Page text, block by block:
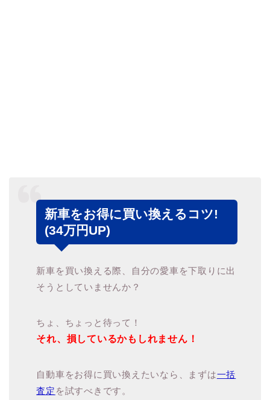
新車をお得に買い換えるコツ!
(34万円UP)
新車を買い換える際、自分の愛車を下取りに出
そうとしていませんか？
ちょ、ちょっと待って！
それ、損しているかもしれません！
自動車をお得に買い換えたいなら、まずは一括
査定 を試すべきです。